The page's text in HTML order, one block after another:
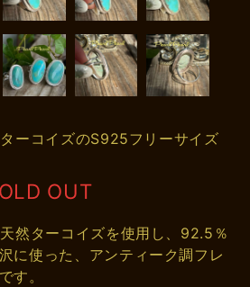
ーコイズのS925フリーサイズ
OUT
然ターコイズを使用し、92.5％
に使った、アンティーク調フレ
す。